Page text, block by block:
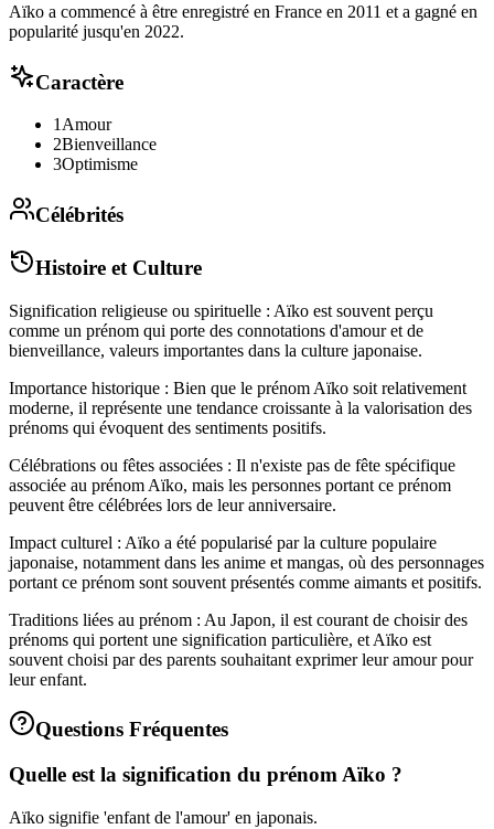
Aïko a commencé à être enregistré en France en 2011 et a gagné en
popularité jusqu'en 2022.
Caractère
1Amour
2Bienveillance
3Optimisme
Célébrités
Histoire et Culture
Signification religieuse ou spirituelle : Aïko est souvent perçu
comme un prénom qui porte des connotations d'amour et de
bienveillance, valeurs importantes dans la culture japonaise.
Importance historique : Bien que le prénom Aïko soit relativement
moderne, il représente une tendance croissante à la valorisation des
prénoms qui évoquent des sentiments positifs.
Célébrations ou fêtes associées : Il n'existe pas de fête spécifique
associée au prénom Aïko, mais les personnes portant ce prénom
peuvent être célébrées lors de leur anniversaire.
Impact culturel : Aïko a été popularisé par la culture populaire
japonaise, notamment dans les anime et mangas, où des personnages
portant ce prénom sont souvent présentés comme aimants et positifs.
Traditions liées au prénom : Au Japon, il est courant de choisir des
prénoms qui portent une signification particulière, et Aïko est
souvent choisi par des parents souhaitant exprimer leur amour pour
leur enfant.
Questions Fréquentes
Quelle est la signification du prénom Aïko ?
Aïko signifie 'enfant de l'amour' en japonais.